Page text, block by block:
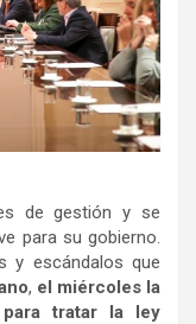
de gestión y se
para su gobierno.
y escándalos que
, el miércoles la
para tratar la ley